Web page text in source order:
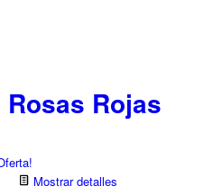
Rosas Rojas
Mostrar detalles